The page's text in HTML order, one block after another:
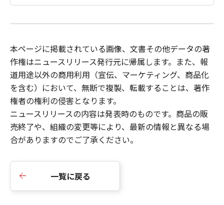
本ページに掲載されている画像、文書その他データの著
作権はニュースリリース発行元に帰属します。また、報
道用途以外の商用利用（宣伝、マーケティング、商品化
を含む）において、無断で複製、転載することは、著作
権者の権利の侵害となります。
ニュースリリースの内容は発表時のものです。商品の販
売終了や、組織の変更等により、最新の情報と異なる場
合がありますのでご了承ください。
一覧に戻る